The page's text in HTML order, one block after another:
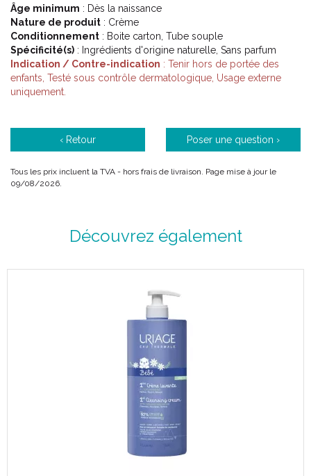
Âge minimum : Dès la naissance
Nature de produit : Crème
Conditionnement : Boite carton, Tube souple
Spécificité(s) : Ingrédients d'origine naturelle, Sans parfum
Indication / Contre-indication : Tenir hors de portée des
enfants, Testé sous contrôle dermatologique, Usage externe
uniquement.
‹ Retour Poser une question ›
Tous les prix incluent la TVA - hors frais de livraison. Page mise à jour le
09/08/2026.
Découvrez également